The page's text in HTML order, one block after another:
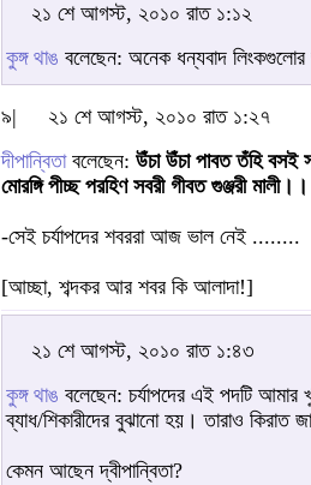
২১ শে আগস্ট, ২০১০ রাত ১:১২
কুঙ্গ থাঙ বলেছেন: অনেক ধন্যবাদ
৯|
২১ শে আগস্ট, ২০১০ রাত ১:২৭
দীপান্বিতাবলেছেন: উঁচা উঁচা পাবত তঁহি বসই
মোরঙ্গি পীচ্ছ পরহিণ সবরী গীবত গুঞ্জরী মালী।।
-সেই চর্যাপদের শবররা আজ ভাল নেই ........
[আচ্ছা, শব্দকর আর শবর কি আলাদা!]
২১ শে আগস্ট, ২০১০ রাত ১:৪৩
কুঙ্গ থাঙ বলেছেন: চর্যাপদের এই পদটি
ব্যাধ/শিকারীদের বুঝানো হয়। তারাও কিরাত
কেমন আছেন দ্বীপান্বিতা?